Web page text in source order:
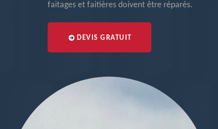
faitages et faitières doivent être réparés.
DEVIS GRATUIT